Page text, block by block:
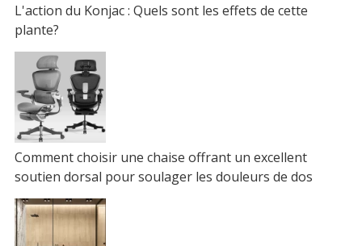
L'action du Konjac : Quels sont les effets de cette
plante?
Comment choisir une chaise offrant un excellent
soutien dorsal pour soulager les douleurs de dos